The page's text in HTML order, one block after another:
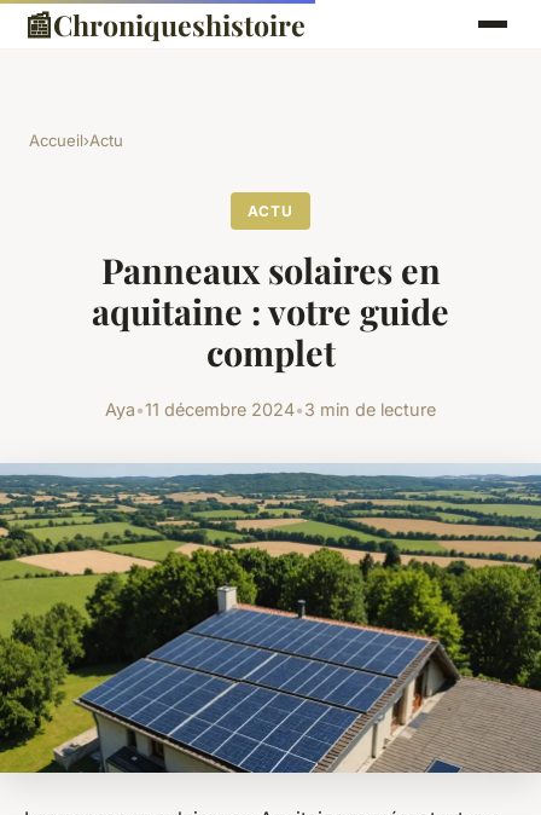
📰Chroniqueshistoire
Accueil›Actu
ACTU
Panneaux solaires en
aquitaine : votre guide
complet
Aya•11 décembre 2024•3 min de lecture